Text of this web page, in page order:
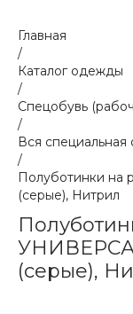
Главная
/
Каталог одежды
/
Спецобувь
/
Вся специальная
/
Полуботинки
(серые), Нитрил
(серые),